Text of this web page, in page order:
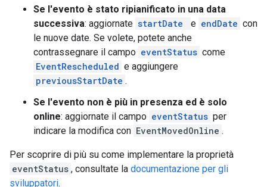
Se l'evento è stato ripianificato in una data
successiva: aggiornate startDate e endDate con
le nuove date. Se volete, potete anche
contrassegnare il campo eventStatus come
EventRescheduled e aggiungere
previousStartDate .
Se l'evento non è più in presenza ed è solo
online: aggiornate il campo eventStatus per
indicare la modifica con EventMovedOnline .
Per scoprire di più su come implementare la proprietà
eventStatus , consultate la documentazione per gli
sviluppatori.